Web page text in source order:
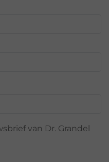
van Dr. Grandel